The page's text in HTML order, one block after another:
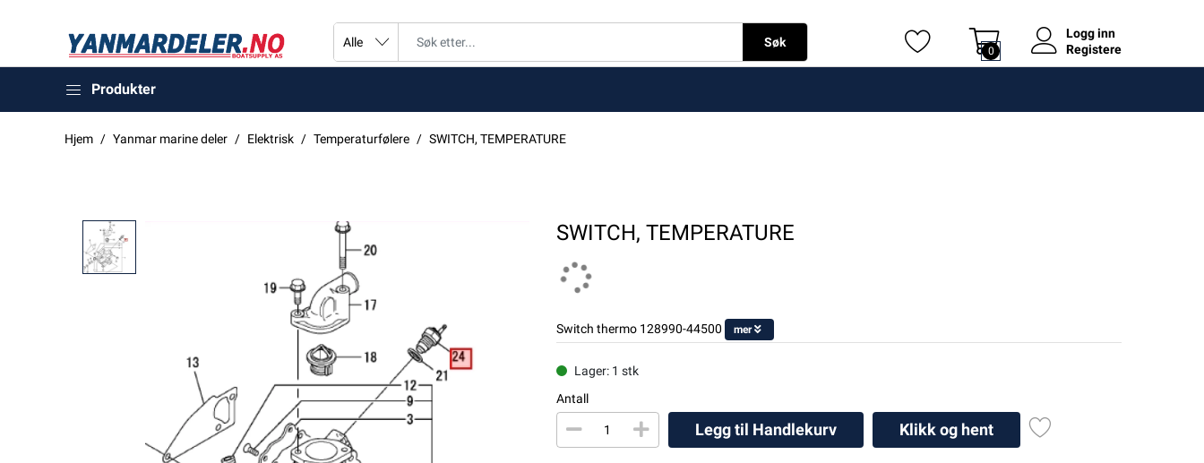
Søk
0
Logg inn
Registere
Produkter
Hjem Yanmar marine deler Elektrisk Temperaturfølere SWITCH, TEMPERATURE
SWITCH, TEMPERATURE
Switch thermo 128990-44500 mer
Lager: 1 stk
Antall
Legg til Handlekurv Klikk og hent